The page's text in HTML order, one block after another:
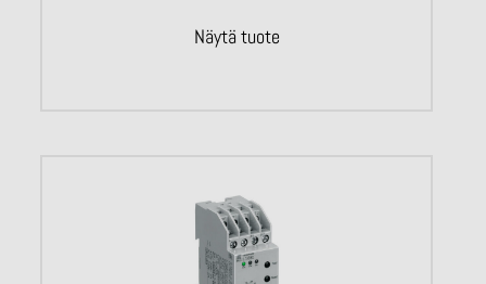
Näytä tuote